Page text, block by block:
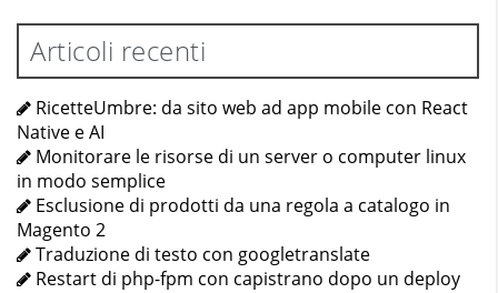
Articoli recenti
RicetteUmbre: da sito web ad app mobile con React
Native e AI
Monitorare le risorse di un server o computer linux
in modo semplice
Esclusione di prodotti da una regola a catalogo in
Magento 2
Traduzione di testo con googletranslate
Restart di php-fpm con capistrano dopo un deploy